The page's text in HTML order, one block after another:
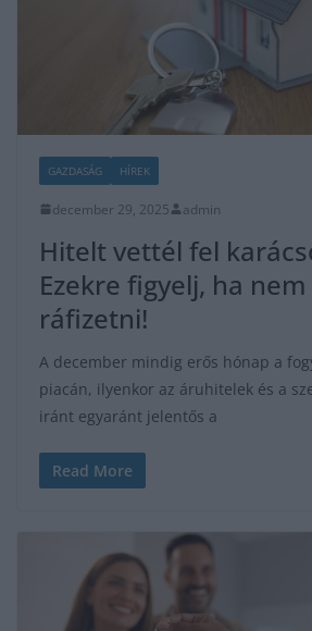
GAZDASÁG HÍREK
december 29, 2025 admin
Hitelt vettél fel
Ezekre figyelj, ha
ráfizetni!
A december mindig erős hónap a
piacán, ilyenkor az áruhitelek és a
iránt egyaránt jelentős a
Read More